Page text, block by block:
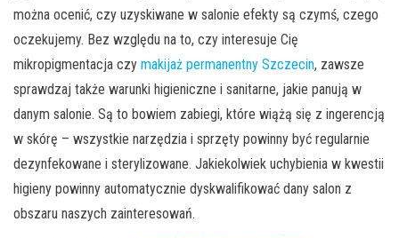
można ocenić, czy uzyskiwane w salonie efekty są czymś, czego
oczekujemy. Bez względu na to, czy interesuje Cię
mikropigmentacja czy makijaż permanentny Szczecin, zawsze
sprawdzaj także warunki higieniczne i sanitarne, jakie panują w
danym salonie. Są to bowiem zabiegi, które wiążą się z ingerencją
w skórę – wszystkie narzędzia i sprzęty powinny być regularnie
dezynfekowane i sterylizowane. Jakiekolwiek uchybienia w kwestii
higieny powinny automatycznie dyskwalifikować dany salon z
obszaru naszych zainteresowań.